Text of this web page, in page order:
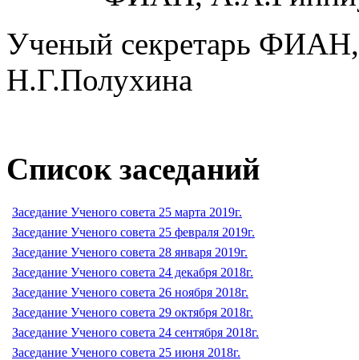
Ученый секретарь
Н.Г.Полухина
Список заседаний
Заседание Ученого совета 25 марта 2019г.
Заседание Ученого совета 25 февраля 2019г.
Заседание Ученого совета 28 января 2019г.
Заседание Ученого совета 24 декабря 2018г.
Заседание Ученого совета 26 ноября 2018г.
Заседание Ученого совета 29 октября 2018г.
Заседание Ученого совета 24 сентября 2018г.
Заседание Ученого совета 25 июня 2018г.